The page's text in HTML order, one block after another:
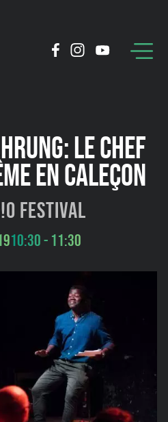
LE CHEF
EN CALEÇON
Festival
10:30 - 11:30